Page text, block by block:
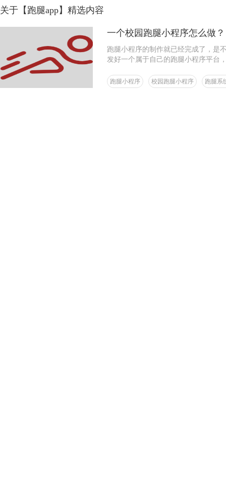
关于【跑腿app】精选内容
一个校园跑腿小程序怎么做？
跑腿小程序的制作就已经完成了，是
发好一个属于自己的跑腿小程序平台
跑腿小程序 校园跑腿小程序 跑腿系